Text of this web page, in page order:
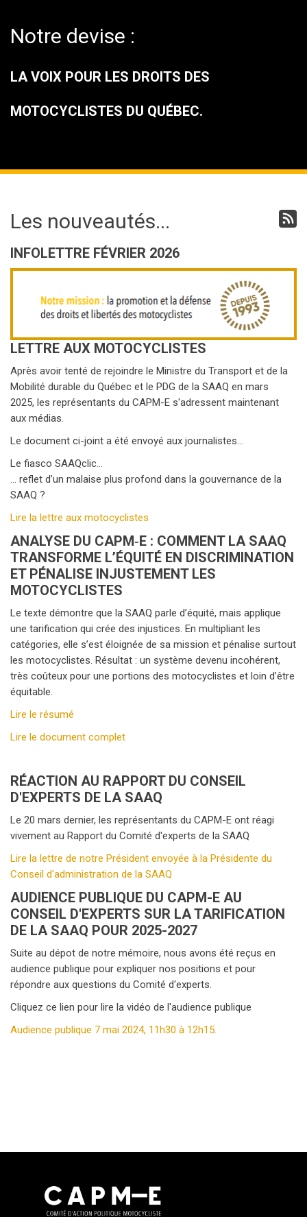
Notre devise :
LA VOIX POUR LES DROITS DES
MOTOCYCLISTES DU QUÉBEC.
Les nouveautés...
INFOLETTRE FÉVRIER 2026
LETTRE AUX MOTOCYCLISTES
Après avoir tenté de rejoindre le Ministre du Transport et de la
Mobilité durable du Québec et le PDG de la SAAQ en mars
2025, les représentants du CAPM-E s'adressent maintenant
aux médias.
Le document ci-joint a été envoyé aux journalistes...
Le fiasco SAAQclic…
… reflet d’un malaise plus profond dans la gouvernance de la
SAAQ ?
Lire la lettre aux motocyclistes
ANALYSE DU CAPM‑E : COMMENT LA SAAQ
TRANSFORME L’ÉQUITÉ EN DISCRIMINATION
ET PÉNALISE INJUSTEMENT LES
MOTOCYCLISTES
Le texte démontre que la SAAQ parle d’équité, mais applique
une tarification qui crée des injustices. En multipliant les
catégories, elle s’est éloignée de sa mission et pénalise surtout
les motocyclistes. Résultat : un système devenu incohérent,
très coûteux pour une portions des motocyclistes et loin d’être
équitable.
Lire le résumé
Lire le document complet
RÉACTION AU RAPPORT DU CONSEIL
D'EXPERTS DE LA SAAQ
Le 20 mars dernier, les représentants du CAPM-E ont réagi
vivement au Rapport du Comité d'experts de la SAAQ
Lire la lettre de notre Président envoyée à la Présidente du
Conseil d'administration de la SAAQ
AUDIENCE PUBLIQUE DU CAPM-E AU
CONSEIL D'EXPERTS SUR LA TARIFICATION
DE LA SAAQ POUR 2025-2027
Suite au dépot de notre mémoire, nous avons été reçus en
audience publique pour expliquer nos positions et pour
répondre aux questions du Comité d'experts.
Cliquez ce lien pour lire la vidéo de l'audience publique
Audience publique 7 mai 2024, 11h30 à 12h15.